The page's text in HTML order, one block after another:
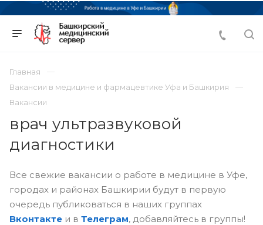
Главная
Вакансии в медицине и фармацевтике Уфа и Башкирия
Вакансии
врач ультразвуковой
диагностики
Все свежие вакансии о работе в медицине в Уфе,
городах и районах Башкирии будут в первую
очередь публиковаться в наших группах
Вконтакте и в Телеграм, добавляйтесь в группы!